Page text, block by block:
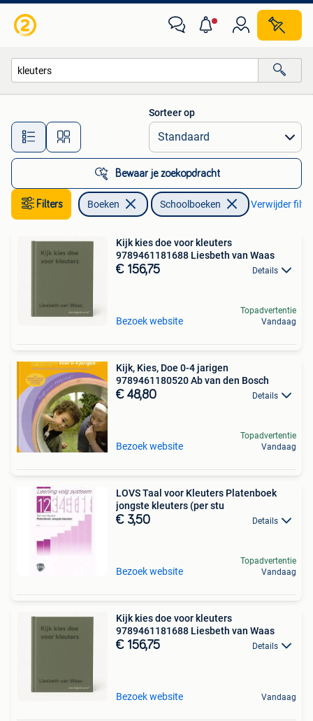
Alle afstanden…
Sorteer op
Bewaar je zoekopdracht
Filters Boeken Schoolboeken Verwijder
Kijk kies doe voor kleuters
9789461181688 Liesbeth van Waas
€ 156,75 Details
Bezoek website
Topadvertentie
Vandaag
Kijk, Kies, Doe 0-4 jarigen
9789461180520 Ab van den Bosch
€ 48,80 Details
Bezoek website
Topadvertentie
Vandaag
LOVS Taal voor Kleuters Platenboek
jongste kleuters (per stu
€ 3,50 Details
Bezoek website
Topadvertentie
Vandaag
Kijk kies doe voor kleuters
9789461181688 Liesbeth van Waas
€ 156,75 Details
Bezoek website Vandaag